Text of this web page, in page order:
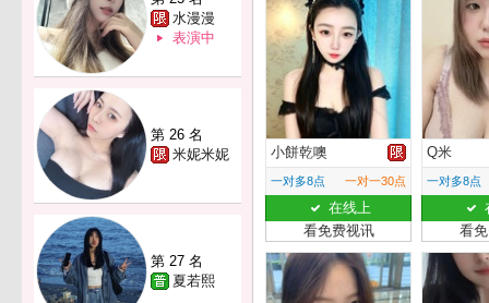
水漫漫
表演中
第 26 名
米妮米妮
第 27 名
夏若熙
小餅乾噢
一对多8点 一对一30点
在线上
看免费视讯
Q米
一对多8点
看